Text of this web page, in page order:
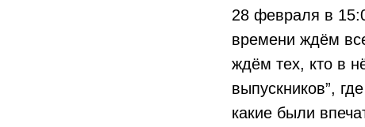
28 февраля в
времени ждём
ждём тех, кто в
выпускников”,
какие были